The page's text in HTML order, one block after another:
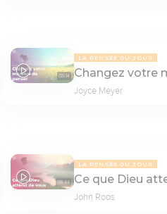
08:14
LA PENSÉE DU JOUR
Changez votre
Joyce Meyer
08:44
LA PENSÉE DU JOUR
Ce que Dieu
John Roos